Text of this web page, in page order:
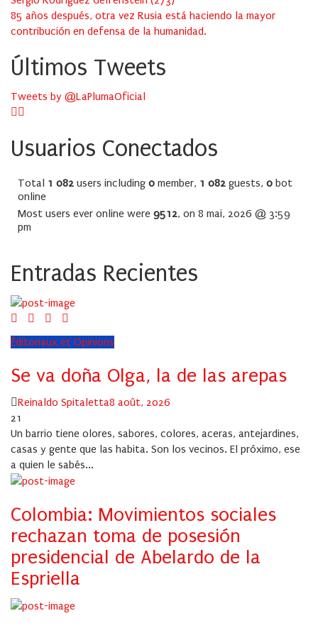
85 años después, otra vez Rusia está haciendo la mayor
contribución en defensa de la humanidad.
Últimos Tweets
Tweets by @LaPlumaOficial
Usuarios Conectados
Total 1 082 users including 0 member, 1 082 guests, 0 bot
online
Most users ever online were 9512, on 8 mai, 2026 @ 3:59
pm
Entradas Recientes
Éditoriaux et Opinions
Se va doña Olga, la de las arepas
Author
Reinaldo SpitalettaPosted
8 août, 2026
21
Un barrio tiene olores, sabores, colores, aceras, antejardines,
casas y gente que las habita. Son los vecinos. El próximo, ese
a quien le sabés...
Colombia: Movimientos sociales
rechazan toma de posesión
presidencial de Abelardo de la
Espriella